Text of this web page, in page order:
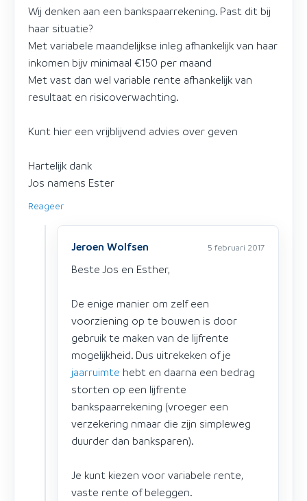
Wij denken aan een bankspaarrekening. Past dit bij
haar situatie?
Met variabele maandelijkse inleg afhankelijk van haar
inkomen bijv minimaal €150 per maand
Met vast dan wel variable rente afhankelijk van
resultaat en risicoverwachting.
Kunt hier een vrijblijvend advies over geven
Hartelijk dank
Jos namens Ester
Reageer
Jeroen Wolfsen 5 februari 2017
Beste Jos en Esther,
De enige manier om zelf een
voorziening op te bouwen is door
gebruik te maken van de lijfrente
mogelijkheid. Dus uitrekeken of je
jaarruimte hebt en daarna een bedrag
storten op een lijfrente
bankspaarrekening (vroeger een
verzekering nmaar die zijn simpleweg
duurder dan banksparen).
Je kunt kiezen voor variabele rente,
vaste rente of beleggen.